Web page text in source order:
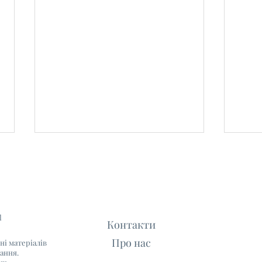
Як написати листа
матеріалів
Контакти
Про нас